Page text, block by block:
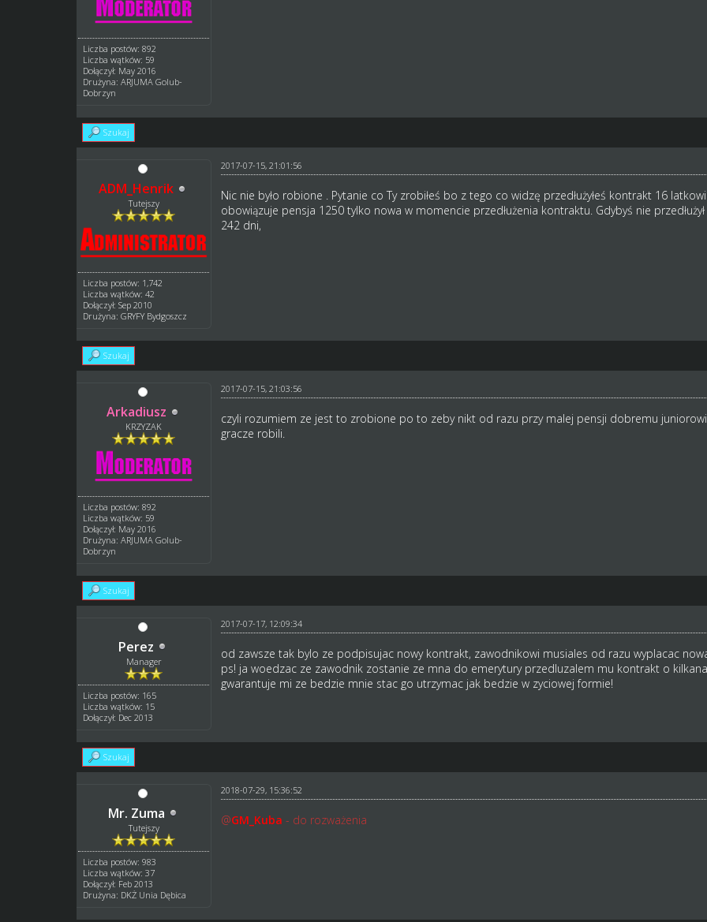
Liczba postów: 892
Liczba wątków: 59
Dołączył: May 2016
Drużyna: ARJUMA Golub-
Dobrzyn
Szukaj
ADM_Henrik
Tutejszy
Liczba postów: 1,742
Liczba wątków: 42
Dołączył: Sep 2010
Drużyna: GRYFY Bydgoszcz
2017-07-15, 21:01:56
Nic nie było robione . Pytanie co Ty zrobiłeś bo z tego co widzę przedłużyłeś kontrakt 16
obowiązuje pensja 1250 tylko nowa w momencie przedłużenia kontraktu. Gdybyś nie
242 dni,
Szukaj
Arkadiusz
KRZYZAK
Liczba postów: 892
Liczba wątków: 59
Dołączył: May 2016
Drużyna: ARJUMA Golub-
Dobrzyn
2017-07-15, 21:03:56
czyli rozumiem ze jest to zrobione po to zeby nikt od razu przy malej pensji dobremu
gracze robili.
Szukaj
Perez
Manager
Liczba postów: 165
Liczba wątków: 15
Dołączył: Dec 2013
2017-07-17, 12:09:34
od zawsze tak bylo ze podpisujac nowy kontrakt, zawodnikowi musiales od razu wyplacac
ps! ja woedzac ze zawodnik zostanie ze mna do emerytury przedluzalem mu kontrakt o
gwarantuje mi ze bedzie mnie stac go utrzymac jak bedzie w zyciowej formie!
Szukaj
Mr. Zuma
Tutejszy
Liczba postów: 983
Liczba wątków: 37
Dołączył: Feb 2013
Drużyna: DKŻ Unia Dębica
2018-07-29, 15:36:52
@GM_Kuba - do rozważenia